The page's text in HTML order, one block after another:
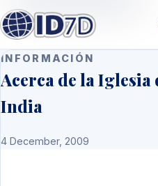
INFORMACIÓN
Acerca de la Iglesia
India
4 December, 2009